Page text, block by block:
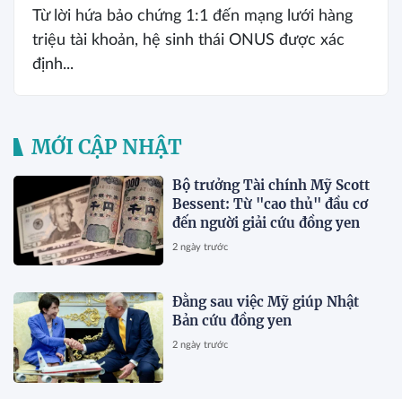
Từ lời hứa bảo chứng 1:1 đến mạng lưới hàng
triệu tài khoản, hệ sinh thái ONUS được xác
định...
MỚI CẬP NHẬT
Bộ trưởng Tài chính Mỹ Scott
Bessent: Từ "cao thủ" đầu cơ
đến người giải cứu đồng yen
2 ngày trước
Đằng sau việc Mỹ giúp Nhật
Bản cứu đồng yen
2 ngày trước